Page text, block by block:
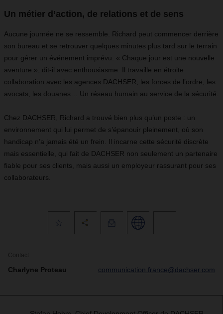
Un métier d’action, de relations et de sens
Aucune journée ne se ressemble. Richard peut commencer derrière
son bureau et se retrouver quelques minutes plus tard sur le terrain
pour gérer un événement imprévu. « Chaque jour est une nouvelle
aventure », dit-il avec enthousiasme. Il travaille en étroite
collaboration avec les agences DACHSER, les forces de l’ordre, les
avocats, les douanes… Un réseau humain au service de la sécurité.
Chez DACHSER, Richard a trouvé bien plus qu’un poste : un
environnement qui lui permet de s’épanouir pleinement, où son
handicap n’a jamais été un frein. Il incarne cette sécurité discrète
mais essentielle, qui fait de DACHSER non seulement un partenaire
fiable pour ses clients, mais aussi un employeur rassurant pour ses
collaborateurs.
Contact
Charlyne Proteau communication.france@dachser.com